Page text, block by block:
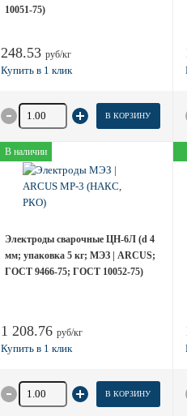
10051-75)
248.53 руб/кг
Количество товара В КОРЗИНУ
В наличии
Электроды сварочные ЦН-6Л (d 4
мм; упаковка 5 кг; МЭЗ | ARCUS;
ГОСТ 9466-75; ГОСТ 10052-75)
1 208.76 руб/кг
Количество товара В КОРЗИНУ